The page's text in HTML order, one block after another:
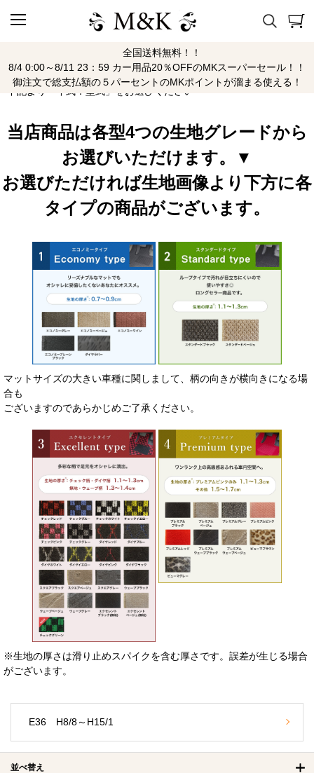
全国送料無料！！
8/4 0:00～8/11 23：59 カー用品20％OFFのMKスーパーセール！！
御注文で総支払額の５パーセントのMKポイントが溜まる使える！
Z3
下記より「年式：型式」をお選びください
当店商品は各型4つの生地グレードから
お選びいただけます。▼
お選びただければ生地画像より下方に各
タイプの商品がございます。
マットサイズの大きい車種に関しまして、柄の向きが横向きになる場
合も
ございますのであらかじめご了承ください。
※生地の厚さは滑り止めスパイクを含む厚さです。誤差が生じる場合
がございます。
E36 H8/8～H15/1
並べ替え